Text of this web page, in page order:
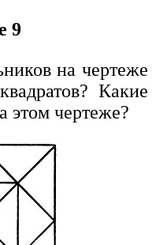
9
на чертеже
Какие
этом чертеже?